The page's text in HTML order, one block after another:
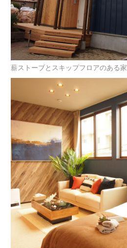
薪ストーブとスキップフロアのある家